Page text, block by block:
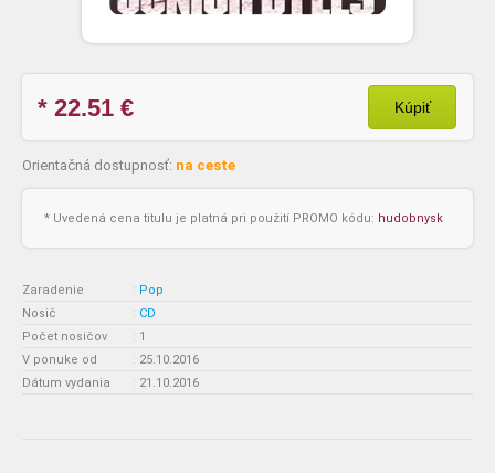
* 22.51 € Kúpiť
Orientačná dostupnosť: na ceste
* Uvedená cena titulu je platná pri použití PROMO kódu: hudobnysk
Zaradenie : Pop
Nosič
: CD
Počet nosičov
: 1
V ponuke od
: 25.10.2016
Dátum vydania
: 21.10.2016